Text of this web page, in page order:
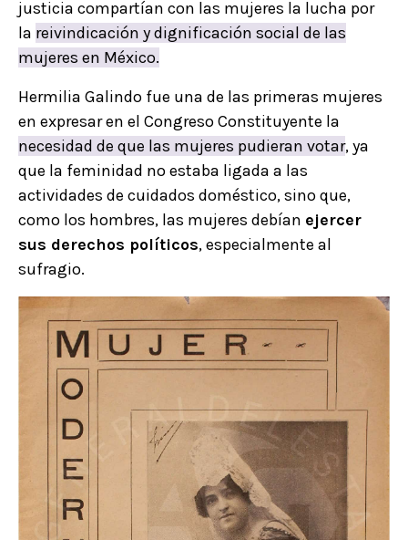
justicia compartían con las mujeres la lucha por
la reivindicación y dignificación social de las
mujeres en México.
Hermilia Galindo fue una de las primeras mujeres
en expresar en el Congreso Constituyente la
necesidad de que las mujeres pudieran votar, ya
que la feminidad no estaba ligada a las
actividades de cuidados doméstico, sino que,
como los hombres, las mujeres debían ejercer
sus derechos políticos, especialmente al
sufragio.